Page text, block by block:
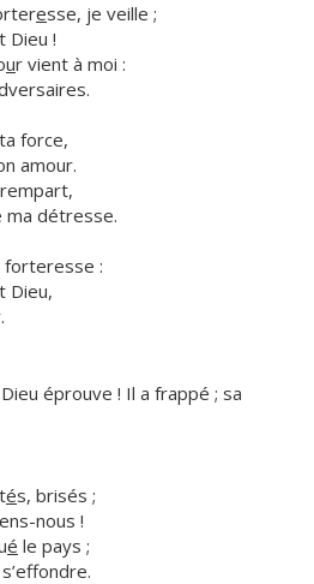
esse, je veille ;
Dieu !
ur vient à moi :
force,
amour.
ma détresse.
forteresse :
Dieu,
éprouve ! Il a frappé ; sa
és, brisés ;
nous !
é le pays ;